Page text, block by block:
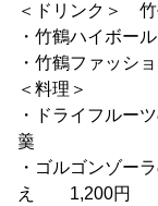
＜ドリンク＞ 竹
・竹鶴ハイボ
・竹鶴ファッ
＜料理＞
・ドライフルー
羹
・ゴルゴンゾー
え 1,200円